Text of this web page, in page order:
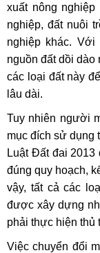
xuất nông
nghiệp, đất nuôi
nghiệp khác.
nguồn đất dồi
các loại đất này
lâu dài.
Tuy nhiên người
mục đích sử dụng
Luật Đất đai 2013
đúng quy hoạch,
vậy, tất cả các
được xây dựng
phải thực hiện thủ
Việc chuyển đổi